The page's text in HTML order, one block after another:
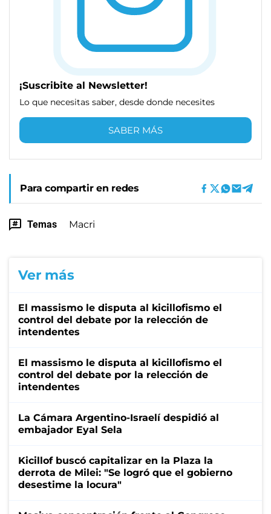
¡Suscribite al Newsletter!
Lo que necesitas saber, desde donde necesites
SABER MÁS
Para compartir en redes
Temas Macri
Ver más
El massismo le disputa al kicillofismo el
control del debate por la relección de
intendentes
El massismo le disputa al kicillofismo el
control del debate por la relección de
intendentes
La Cámara Argentino-Israelí despidió al
embajador Eyal Sela
Kicillof buscó capitalizar en la Plaza la
derrota de Milei: "Se logró que el gobierno
desestime la locura"